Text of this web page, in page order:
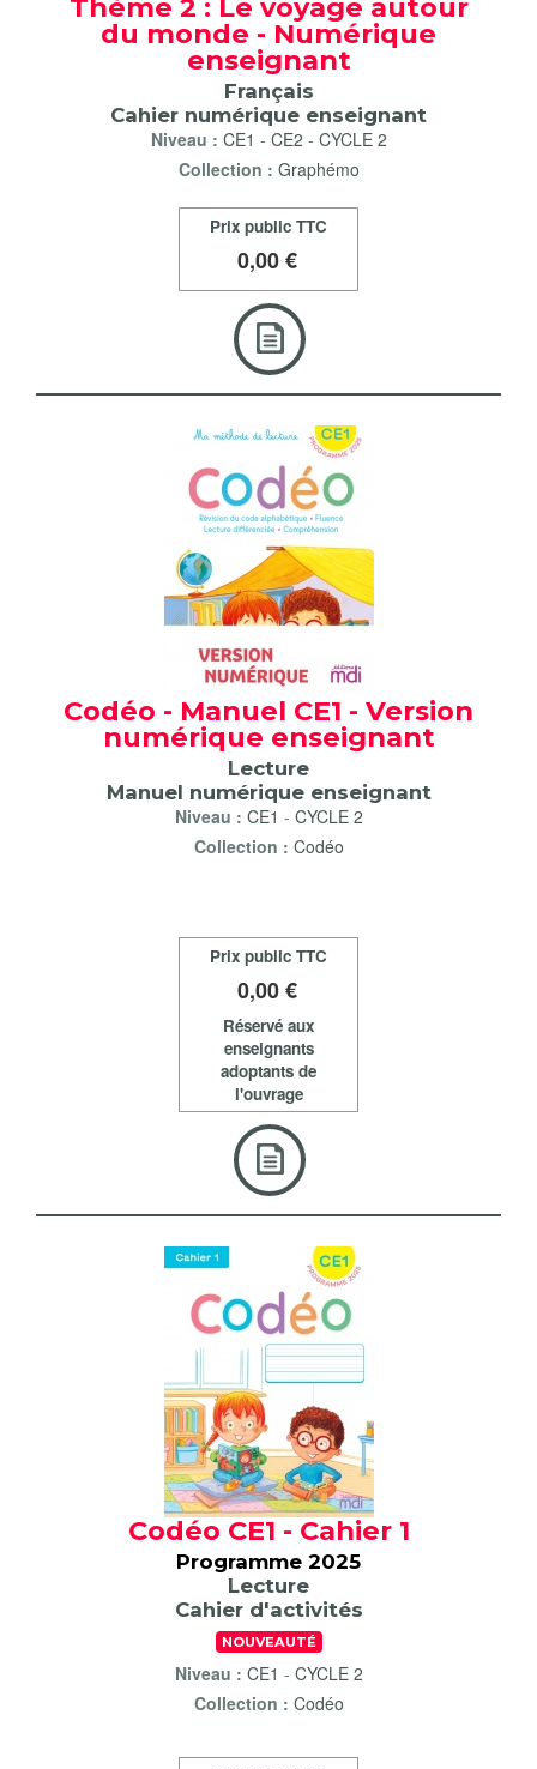
Thème 2 : Le voyage autour
du monde - Numérique
enseignant
Français
Cahier numérique enseignant
Niveau : CE1 - CE2 - CYCLE 2
Collection : Graphémo
Prix public TTC
0,00 €
Codéo - Manuel CE1 - Version
numérique enseignant
Lecture
Manuel numérique enseignant
Niveau : CE1 - CYCLE 2
Collection : Codéo
Prix public TTC
0,00 €
Réservé aux
enseignants
adoptants de
l'ouvrage
Codéo CE1 - Cahier 1
Programme 2025
Lecture
Cahier d'activités
NOUVEAUTÉ
Niveau : CE1 - CYCLE 2
Collection : Codéo